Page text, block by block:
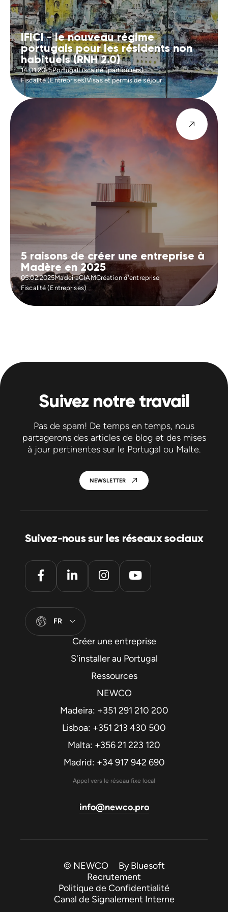
IFICI - le nouveau régime
portugais pour les résidents non
habituels (RNH 2.0)
14.01.2025PortugalFiscalité (particuliers)
Fiscalité (Entreprises)Visas et permis de séjour
5 raisons de créer une entreprise à
Madère en 2025
05.02.2025MadeiraCIAMCréation d'entreprise
Fiscalité (Entreprises)
Suivez notre travail
Pas de spam! De temps en temps, nous
partagerons des articles de blog et des mises
à jour pertinentes sur le Portugal ou Malte.
NEWSLETTER
Suivez-nous sur les réseaux sociaux
FR
Créer une entreprise
S'installer au Portugal
Ressources
NEWCO
Madeira: +351 291 210 200
Lisboa: +351 213 430 500
Malta: +356 21 223 120
Madrid: +34 917 942 690
Appel vers le réseau fixe local
info@newco.pro
© NEWCO ByBluesoft
Recrutement
Politique de Confidentialité
Canal de Signalement Interne